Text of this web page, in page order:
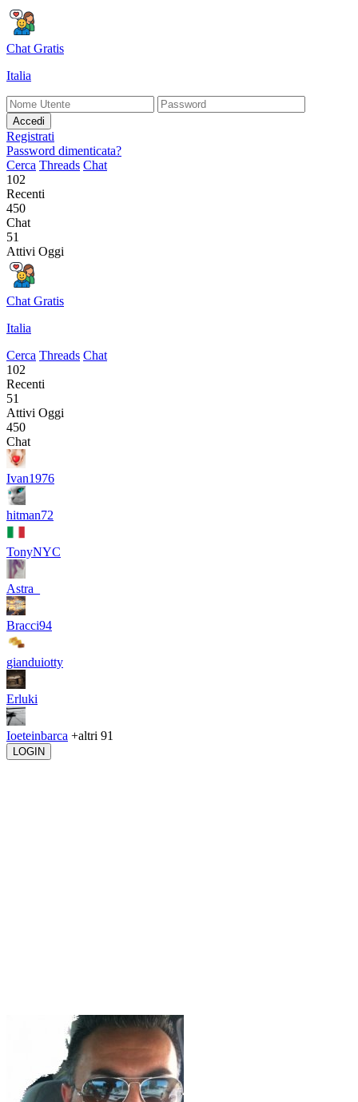
Chat Gratis
Italia
Accedi
Registrati
Password dimenticata?
Cerca Threads Chat
102
Recenti
450
Chat
51
Attivi Oggi
Chat Gratis
Italia
Cerca Threads Chat
102
Recenti
51
Attivi Oggi
450
Chat
Ivan1976
hitman72
TonyNYC
Astra_
Bracci94
gianduiotty
Erluki
Ioeteinbarca +altri 91
LOGIN